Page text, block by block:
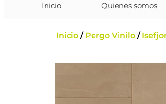
Inicio Quienes somos
Inicio / Pergo Vinilo /